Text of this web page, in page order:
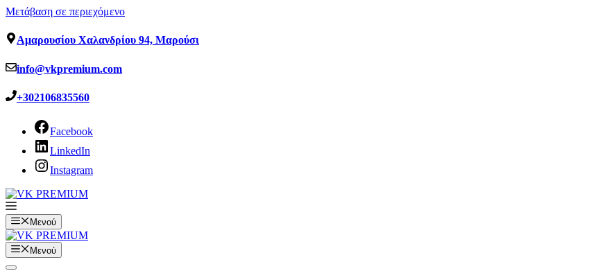
Μετάβαση σε περιεχόμενο
Αμαρουσίου Χαλανδρίου 94, Μαρούσι
info@vkpremium.com
+302106835560
Facebook
LinkedIn
Instagram
Μενού
Μενού